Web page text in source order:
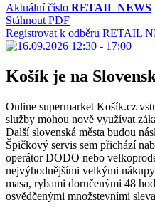
Aktuální číslo RETAIL NEWS
Stáhnout PDF
Registrovat k odběru RETAIL
Košík je na
Online supermarket Košík.cz
služby mohou nově využívat
Další slovenská města budou
Špičkový servis sem přichází
operátor DODO nebo
nejvýhodnějšími velkými
masa, rybami doručenými 48
osvědčenými množstevními